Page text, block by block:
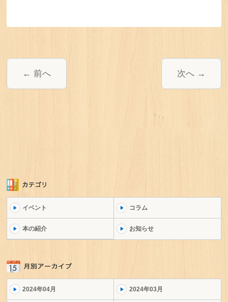
前へ 次へ
イベント コラム
本の紹介 お知らせ
2024年04月 2024年03月